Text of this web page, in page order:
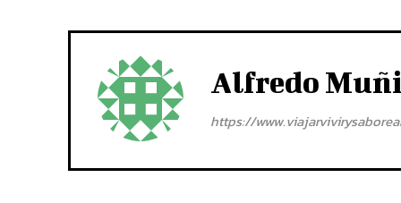
Alfredo
https://